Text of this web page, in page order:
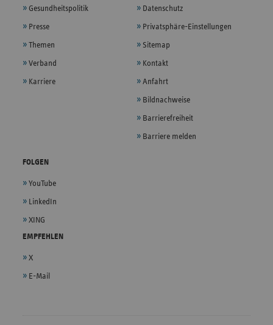
Gesundheitspolitik
Presse
Themen
Verband
Karriere
Datenschutz
Privatsphäre-Einstellungen
Sitemap
Kontakt
Anfahrt
Bildnachweise
Barrierefreiheit
Barriere melden
FOLGEN
YouTube
LinkedIn
XING
EMPFEHLEN
X
E-Mail